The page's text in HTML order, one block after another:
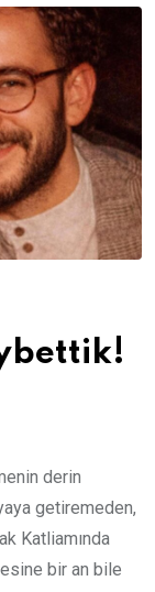
derin
getiremeden,
Katliamında
bir an bile